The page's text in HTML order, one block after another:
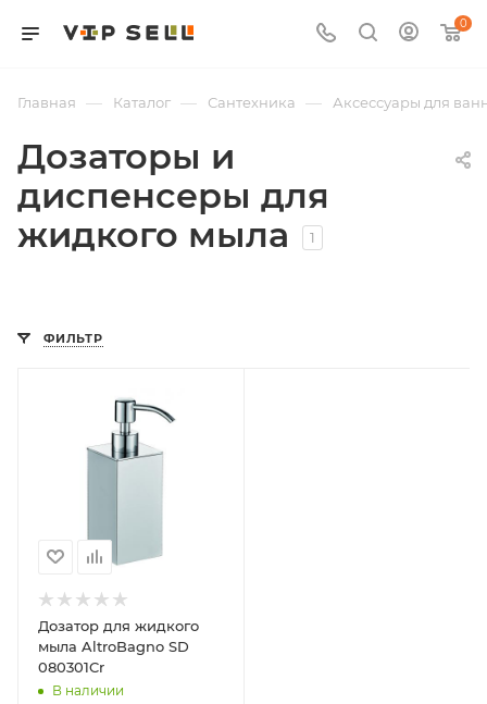
0
Главная — Каталог — Сантехника — Аксессуары для
Дозаторы и
диспенсеры для
жидкого мыла
1
ФИЛЬТР
Дозатор для жидкого
мыла AltroBagno SD
080301Cr
В наличии